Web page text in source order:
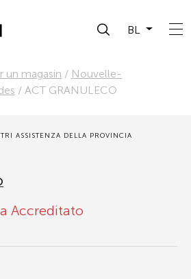
BL
un magasin / Nouvelle-
/ ACT GRANULECO
ASSISTENZA DELLA PROVINCIA
Accreditato